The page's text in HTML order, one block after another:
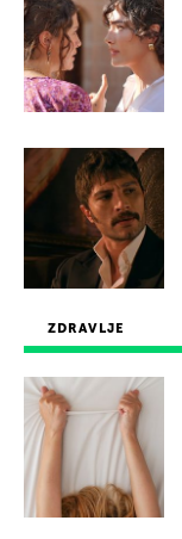
ZDRAVLJE